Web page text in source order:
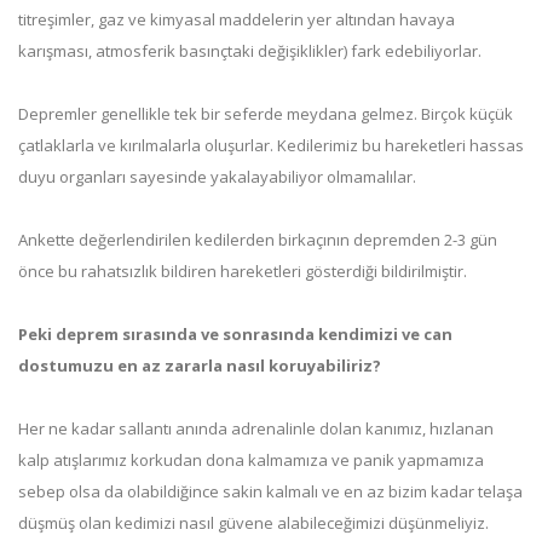
titreşimler, gaz ve kimyasal maddelerin yer altından havaya
karışması, atmosferik basınçtaki değişiklikler) fark edebiliyorlar.
Depremler genellikle tek bir seferde meydana gelmez. Birçok küçük
çatlaklarla ve kırılmalarla oluşurlar. Kedilerimiz bu hareketleri hassas
duyu organları sayesinde yakalayabiliyor olmamalılar.
Ankette değerlendirilen kedilerden birkaçının depremden 2-3 gün
önce bu rahatsızlık bildiren hareketleri gösterdiği bildirilmiştir.
Peki deprem sırasında ve sonrasında kendimizi ve can
dostumuzu en az zararla nasıl koruyabiliriz?
Her ne kadar sallantı anında adrenalinle dolan kanımız, hızlanan
kalp atışlarımız korkudan dona kalmamıza ve panik yapmamıza
sebep olsa da olabildiğince sakin kalmalı ve en az bizim kadar telaşa
düşmüş olan kedimizi nasıl güvene alabileceğimizi düşünmeliyiz.